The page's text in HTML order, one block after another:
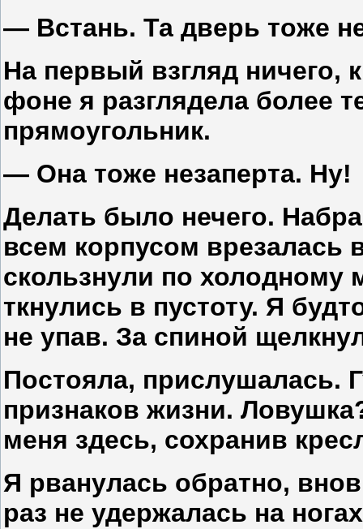
— Встань. Та дверь тоже
На первый взгляд ничего,
фоне я разглядела более
прямоугольник.
— Она тоже незаперта. Ну!
Делать было нечего.
всем корпусом врезалась
скользнули по холодному
ткнулись в пустоту. Я
не упав. За спиной
Постояла, прислушалась.
признаков жизни.
меня здесь, сохранив
Я рванулась обратно,
раз не удержалась на